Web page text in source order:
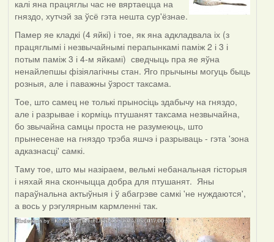
калі яна працяглы час не вяртаецца на
гняздо, хутчэй за ўсё гэта нешта сур'ёзнае.
Памер яе кладкі (4 яйкі) і тое, як яна адкладвала іх (з
працяглымі і незвычайнымі перапынкамі паміж 2 і 3 і
потым паміж 3 і 4-м яйкамі) сведчыць пра яе яўна
ненайлепшы фізіялагічны стан. Яго прычыны могуць быць
розныя, але і паважны ўзрост таксама.
Тое, што самец не толькі прыносіць здабычу на гняздо,
але і разрывае і корміць птушанят таксама незвычайна,
бо звычайна самцы проста не разумеюць, што
прынесенае на гняздо трэба яшчэ і разрываць - гэта 'зона
адказнасці' самкі.
Таму тое, што мы назіраем, вельмі небанальная гісторыя
і няхай яна скончыцца добра для птушанят. Яны
параўнальна актыўныя і ў абагрэве самкі 'не нуждаются',
а вось у рэгулярным кармленні так.